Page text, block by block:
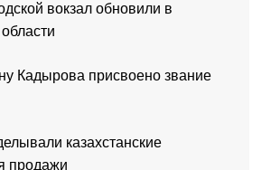
вокзал обновили в
Кадырова присвоено звание
казахстанские
продажи